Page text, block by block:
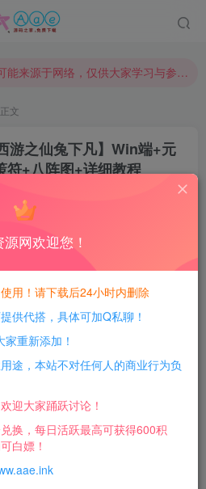
！以免上当受骗！
本站评论功能已从新开启！欢迎大家踊跃讨论！（用户每日活跃可得积分数量增加至600，加速获得更多免费资源！）
扣，详情点击此条公告。
正文
游之仙兔下凡】Win端+元
符+八阵图+详细教程
积分！所有资源可以使用
仔细测试，具体自行测试吧，
简单
网欢迎您！
用！请下载后24小时内删除
供代搭，具体可加Q私聊！
重新添加！
途，本站不对任何人的商业行为负
迎大家踊跃讨论！
换，每日活跃最高可获得600积
白嫖！